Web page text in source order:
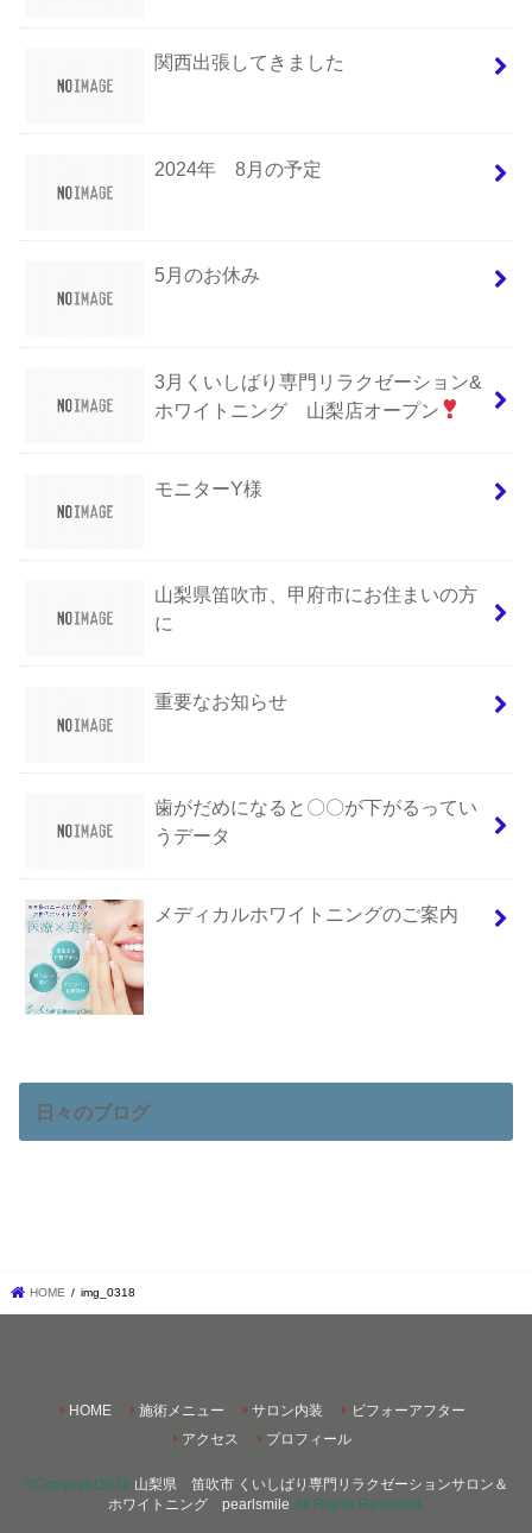
関西出張してきました
2024年 8月の予定
5月のお休み
3月くいしばり専門リラクゼーション&
ホワイトニング 山梨店オープン
モニターY様
山梨県笛吹市、甲府市にお住まいの方
に
重要なお知らせ
歯がだめになると〇〇が下がるってい
うデータ
メディカルホワイトニングのご案内
日々のブログ
HOME img_0318
HOME 施術メニュー サロン内装
ビフォーアフター
アクセス
プロフィール
©Copyright2026 山梨県 笛吹市 くいしばり専門リラクゼーションサロン＆
ホワイトニング pearlsmile .All Rights Reserved.